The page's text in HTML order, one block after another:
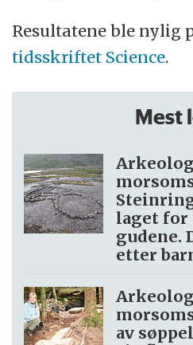
Resultatene ble nylig
tidsskriftet Science.
Mest
laget for
gudene.
etter
av